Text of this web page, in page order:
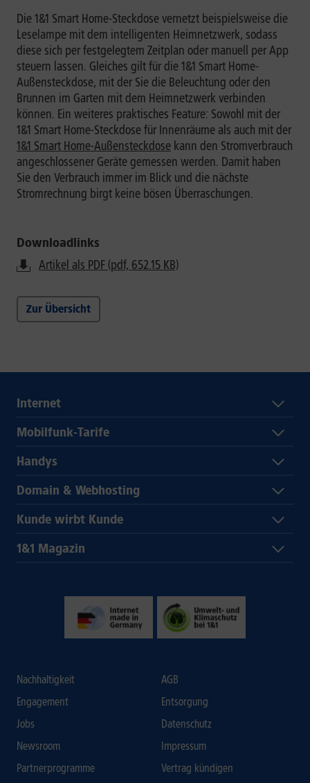
Die 1&1 Smart Home-Steckdose vernetzt beispielsweise die
Leselampe mit dem intelligenten Heimnetzwerk, sodass
diese sich per festgelegtem Zeitplan oder manuell per App
steuern lassen. Gleiches gilt für die 1&1 Smart Home-
Außensteckdose, mit der Sie die Beleuchtung oder den
Brunnen im Garten mit dem Heimnetzwerk verbinden
können. Ein weiteres praktisches Feature: Sowohl mit der
1&1 Smart Home-Steckdose für Innenräume als auch mit der
1&1 Smart Home-Außensteckdose kann den Stromverbrauch
angeschlossener Geräte gemessen werden. Damit haben
Sie den Verbrauch immer im Blick und die nächste
Stromrechnung birgt keine bösen Überraschungen.
Downloadlinks
Artikel als PDF (pdf, 652.15 KB)
Zur Übersicht
Internet
Mobilfunk-Tarife
Handys
Domain & Webhosting
Kunde wirbt Kunde
1&1 Magazin
Nachhaltigkeit
Engagement
Jobs
Newsroom
Partnerprogramme
AGB
Entsorgung
Datenschutz
Impressum
Vertrag kündigen